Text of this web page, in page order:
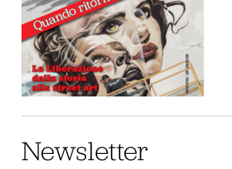
Newsletter